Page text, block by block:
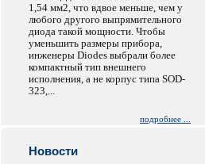
1,54 мм2, что вдвое меньше, чем у
любого другого выпрямительного
диода такой мощности. Чтобы
уменьшить размеры прибора,
инженеры Diodes выбрали более
компактный тип внешнего
исполнения, а не корпус типа SOD-
323,...
подробнее ...
Новости